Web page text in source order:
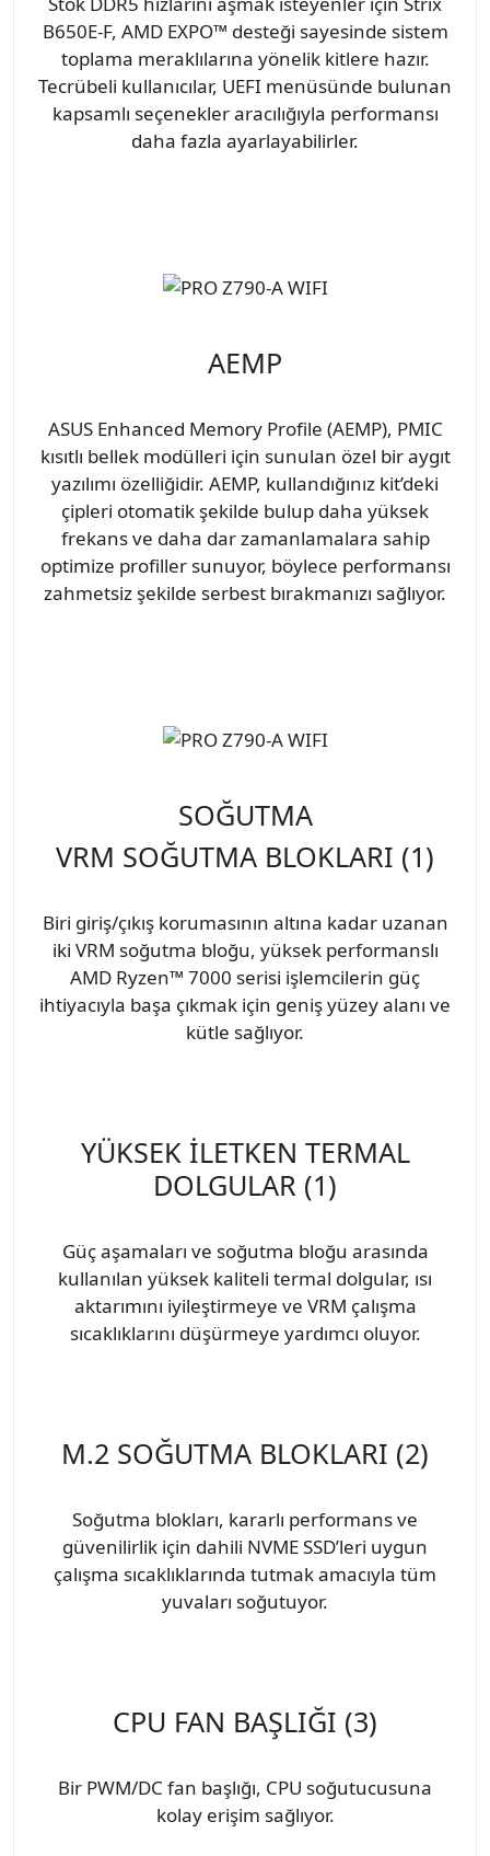
B650E-F, AMD EXPO™ desteği sayesinde sistem
toplama meraklılarına yönelik kitlere hazır.
Tecrübeli kullanıcılar, UEFI menüsünde bulunan
kapsamlı seçenekler aracılığıyla performansı
daha fazla ayarlayabilirler.
AEMP
ASUS Enhanced Memory Profile (AEMP), PMIC
kısıtlı bellek modülleri için sunulan özel bir aygıt
yazılımı özelliğidir. AEMP, kullandığınız kit’deki
çipleri otomatik şekilde bulup daha yüksek
frekans ve daha dar zamanlamalara sahip
optimize profiller sunuyor, böylece performansı
zahmetsiz şekilde serbest bırakmanızı sağlıyor.
SOĞUTMA
VRM SOĞUTMA BLOKLARI (1)
Biri giriş/çıkış korumasının altına kadar uzanan
iki VRM soğutma bloğu, yüksek performanslı
AMD Ryzen™ 7000 serisi işlemcilerin güç
ihtiyacıyla başa çıkmak için geniş yüzey alanı ve
kütle sağlıyor.
YÜKSEK İLETKEN TERMAL
DOLGULAR (1)
Güç aşamaları ve soğutma bloğu arasında
kullanılan yüksek kaliteli termal dolgular, ısı
aktarımını iyileştirmeye ve VRM çalışma
sıcaklıklarını düşürmeye yardımcı oluyor.
M.2 SOĞUTMA BLOKLARI (2)
Soğutma blokları, kararlı performans ve
güvenilirlik için dahili NVME SSD’leri uygun
çalışma sıcaklıklarında tutmak amacıyla tüm
yuvaları soğutuyor.
CPU FAN BAŞLIĞI (3)
Bir PWM/DC fan başlığı, CPU soğutucusuna
kolay erişim sağlıyor.